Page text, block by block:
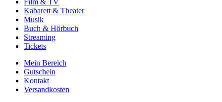
Film & TV
Kabarett & Theater
Musik
Buch & Hörbuch
Streaming
Tickets
Mein Bereich
Gutschein
Kontakt
Versandkosten